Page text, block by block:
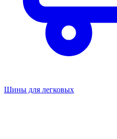
Шины для легковых